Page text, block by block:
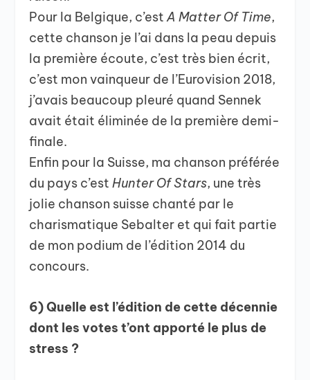
Pour la Belgique, c’estA Matter Of Time,
cette chanson je l’ai dans la peau depuis
la première écoute, c’est très bien écrit,
c’est mon vainqueur de l’Eurovision 2018,
j’avais beaucoup pleuré quand Sennek
avait était éliminée de la première demi-
finale.
Enfin pour la Suisse, ma chanson préférée
du pays c’estHunter Of Stars, une très
jolie chanson suisse chanté par le
charismatique Sebalter et qui fait partie
de mon podium de l’édition 2014 du
concours.
6) Quelle est l’édition de cette décennie
dont les votes t’ont apporté le plus de
stress ?